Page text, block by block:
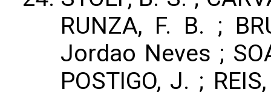
RUNZA, F. B. ;
Jordao Neves ;
POSTIGO, J. ;